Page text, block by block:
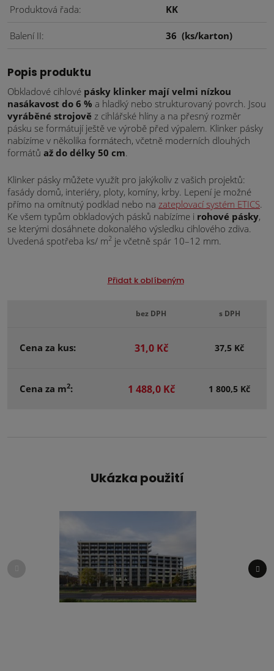
Produktová řada KK
Balení II 36 (ks/karton)
Popis produktu
Obkladové cihlové pásky klinker mají velmi nízkou
nasákavost do 6 % a hladký nebo strukturovaný povrch. Jsou
vyráběné strojově z cihlářské hlíny a na přesný rozměr
pásku se formátují ještě ve výrobě před výpalem. Klinker pásky
nabízíme v několika formátech, včetně moderních dlouhých
formátů až do délky 50 cm.
Klinker pásky můžete využít pro jakýkoliv z vašich projektů:
fasády domů, interiéry, ploty, komíny, krby. Lepení je možné
přímo na omítnutý podklad nebo na zateplovací systém ETICS.
Ke všem typům obkladových pásků nabízíme i rohové pásky,
se kterými dosáhnete dokonalého výsledku cihlového zdiva.
Uvedená spotřeba ks/ m2 je včetně spár 10–12 mm.
Přidat k oblíbeným
bez DPH s DPH
Cena za kus: 31,0 Kč 37,5 Kč
Cena za m2: 1 488,0 Kč 1 800,5 Kč
Ukázka použití